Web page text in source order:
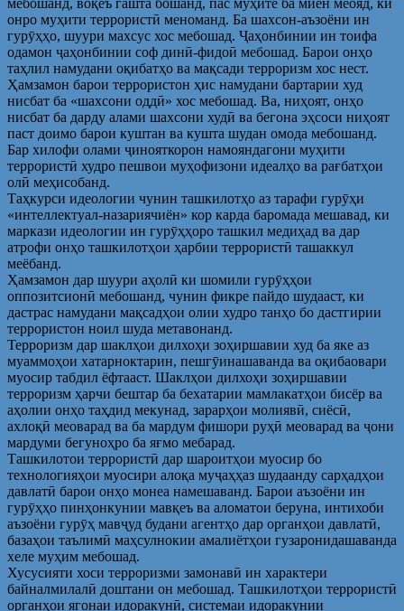
онро муҳити террористӣ меноманд. Ба шахсон-аъзоёни ин
гурӯҳҳо, шуури махсус хос мебошад. Ҷаҳонбинии ин тоифа
одамон ҷаҳонбинии соф динӣ-фидоӣ мебошад. Барои онҳо
таҳлил намудани оқибатҳо ва мақсади терроризм хос нест.
Ҳамзамон барои террористон ҳис намудани бартарии худ
нисбат ба «шахсони оддӣ» хос мебошад. Ва, ниҳоят, онҳо
нисбат ба дарду алами шахсони худӣ ва бегона эҳсоси ниҳоят
паст доимо барои куштан ва кушта шудан омода мебошанд.
Бар хилофи олами ҷинояткорон намояндагони муҳити
террористӣ худро пешвои муҳофизони идеалҳо ва рағбатҳои
олӣ меҳисобанд.
Таҳкурси идеологии чунин ташкилотҳо аз тарафи гурӯҳи
«интеллектуал-назариячиён» кор карда баромада мешавад, ки
маркази идеологии ин гурӯҳҳоро ташкил медиҳад ва дар
атрофи онҳо ташкилотҳои ҳарбии террористӣ ташаккул
меёбанд.
Ҳамзамон дар шуури аҳолӣ ки шомили гурӯҳҳои
оппозитсионӣ мебошанд, чунин фикре пайдо шудааст, ки
дастрас намудани мақсадҳои олии худро танҳо бо дастгирии
террористон ноил шуда метавонанд.
Терроризм дар шаклҳои дилхоҳи зоҳиршавии худ ба яке аз
муаммоҳои хатарноктарин, пешгӯинашаванда ва оқибаовари
муосир табдил ёфтааст. Шаклҳои дилхоҳи зоҳиршавии
терроризм ҳарчи бештар ба бехатарии мамлакатҳои бисёр ва
аҳолии онҳо таҳдид мекунад, зарарҳои молиявӣ, сиёсӣ,
ахлоқӣ меоварад ва ба мардум фишори руҳӣ меоварад ва ҷони
мардуми бегуноҳро ба яғмо мебарад.
Ташкилотои террористӣ дар шароитҳои муосир бо
технологияҳои муосири алоқа муҷаҳҳаз шудаанду сарҳадҳои
давлатӣ барои онҳо монеа намешаванд. Барои аъзоёни ин
гурӯҳҳо пинҳонкунии мавқеъ ва аломатои беруна, интихоби
аъзоёни гурӯҳ мавҷуд будани агентҳо дар органҳои давлатӣ,
базаҳои таълимӣ маҳсулнокии амалиётҳои гузаронидашаванда
хеле муҳим мебошад.
Хусусияти хоси терроризми замонавӣ ин характери
байналмилалӣ доштани он мебошад. Ташкилотҳои террористӣ
органҳои ягонаи идоракунӣ, системаи идоракунии